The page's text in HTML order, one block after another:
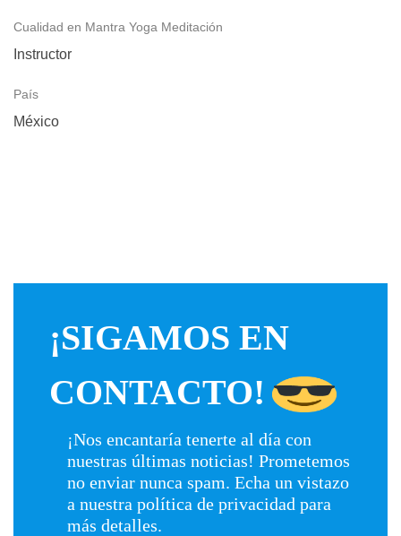
Cualidad en Mantra Yoga Meditación
Instructor
País
México
¡SIGAMOS EN
CONTACTO!
¡Nos encantaría tenerte al día con
nuestras últimas noticias! Prometemos
no enviar nunca spam. Echa un vistazo
a nuestra política de privacidad para
más detalles.